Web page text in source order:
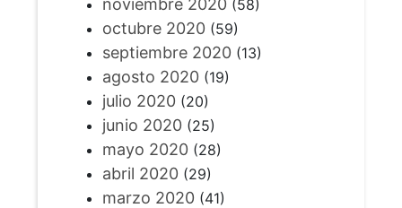
(58)
octubre 2020(59)
septiembre 2020(13)
agosto 2020(19)
julio 2020(20)
junio 2020(25)
mayo 2020(28)
abril 2020(29)
marzo 2020(41)